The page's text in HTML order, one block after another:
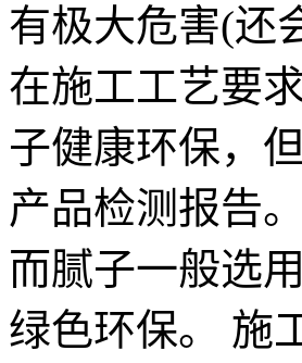
有极大危害(还
在施工工艺要
子健康环保，
产品检测报告。
而腻子一般选
绿色环保。 施